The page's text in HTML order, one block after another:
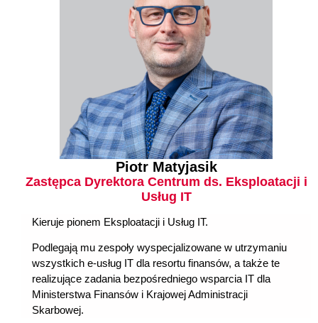
Piotr Matyjasik
Zastępca Dyrektora Centrum ds. Eksploatacji i
Usług IT
Kieruje pionem Eksploatacji i Usług IT.
Podlegają mu zespoły wyspecjalizowane w utrzymaniu
wszystkich e-usług IT dla resortu finansów, a także te
realizujące zadania bezpośredniego wsparcia IT dla
Ministerstwa Finansów i Krajowej Administracji
Skarbowej.